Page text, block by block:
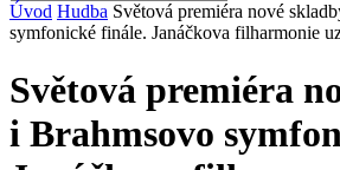
Úvod Hudba Světová premiéra nové
symfonické finále. Janáčkova filharmonie
Světová premiéra
i Brahmsovo